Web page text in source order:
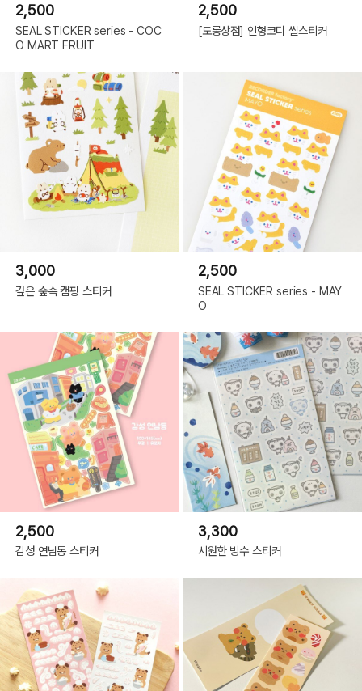
2,500
SEAL STICKER series - COC
O MART FRUIT
2,500
[도롱상점] 인형코디 씰스티커
3,000
깊은 숲속 캠핑 스티커
2,500
SEAL STICKER series - MAY
O
2,500
감성 연남동 스티커
3,300
시원한 빙수 스티커